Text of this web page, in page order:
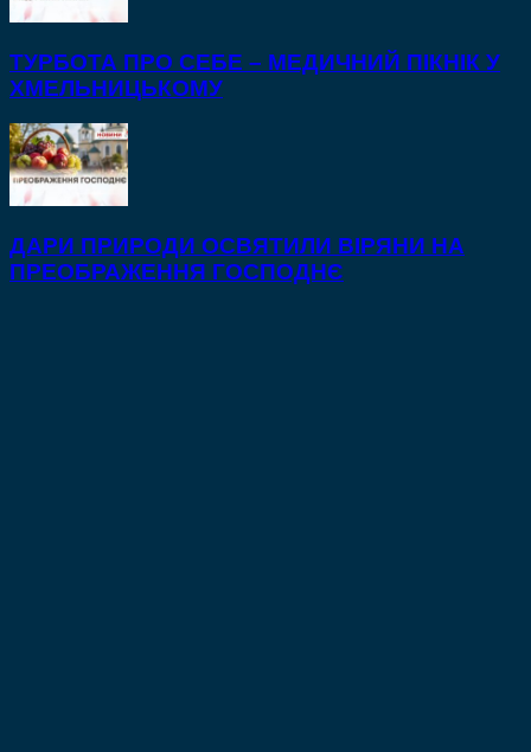
ТУРБОТА ПРО СЕБЕ – МЕДИЧНИЙ ПІКНІК У
ХМЕЛЬНИЦЬКОМУ
ДАРИ ПРИРОДИ ОСВЯТИЛИ ВІРЯНИ НА
ПРЕОБРАЖЕННЯ ГОСПОДНЄ